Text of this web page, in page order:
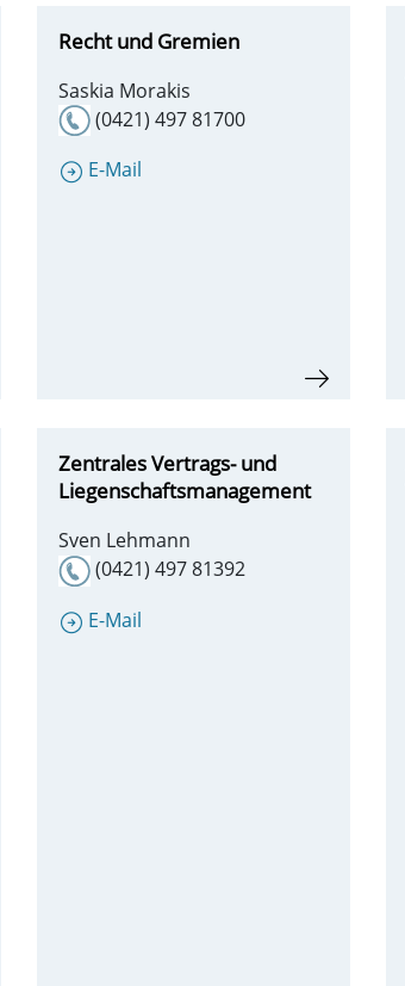
Recht und Gremien
Saskia Morakis
(0421) 497 81700
E-Mail
Zentrales Vertrags- und
Liegenschaftsmanagement
Sven Lehmann
(0421) 497 81392
E-Mail